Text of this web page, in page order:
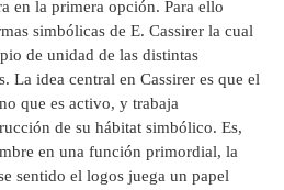
en la primera opción. Para ello
simbólicas de E. Cassirer la cual
de unidad de las distintas
La idea central en Cassirer es que el
que es activo, y trabaja
de su hábitat simbólico. Es,
en una función primordial, la
sentido el logos juega un papel